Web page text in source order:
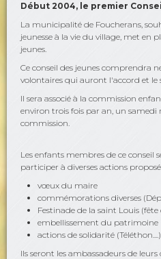
Début 2004, le premier
La municipalité de Foucherans,
jeunesse à la vie du village, met en
jeunes.
Ce conseil des jeunes comprendra
volontaires qui auront l'accord et le
Il sera associé à la commission
environ trois fois par an, un
commission.
Les enfants membres de ce conseil
participer à diverses actions
vœux du maire
commémorations diverses
Festinade de la saint Louis
embellissement du patrimoine
actions de solidarité (Téléthon....)
Ils seront les ambassadeurs de